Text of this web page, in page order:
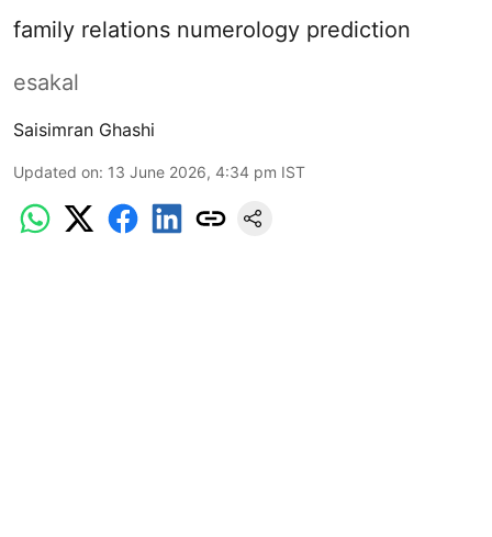
family relations numerology prediction
esakal
Saisimran Ghashi
Updated on: 13 June 2026, 4:34 pm IST